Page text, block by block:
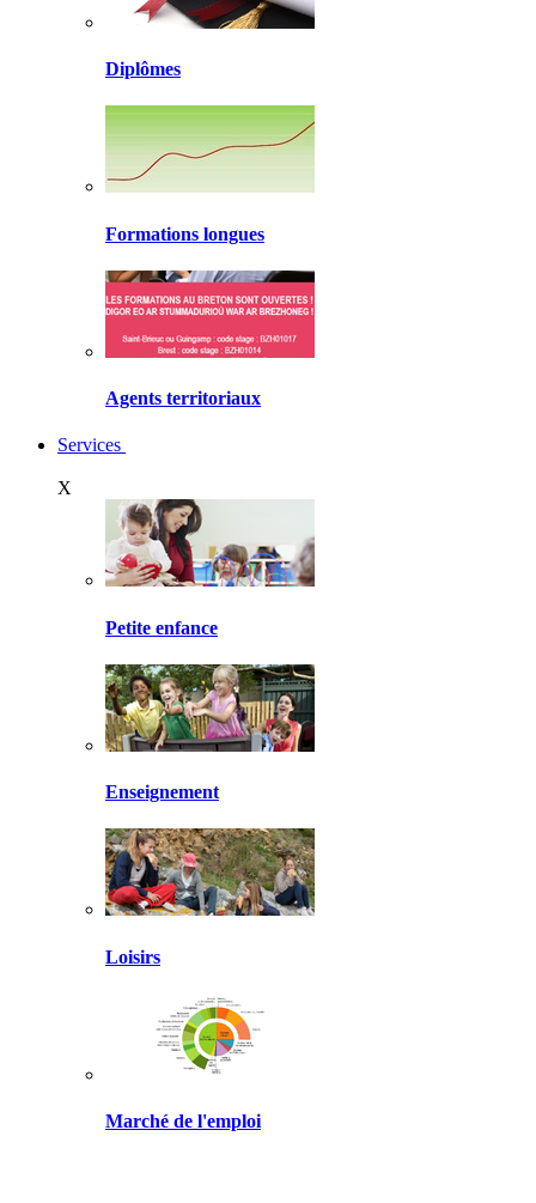
Diplômes
Formations longues
Agents territoriaux
Services
X
Petite enfance
Enseignement
Loisirs
Marché de l'emploi